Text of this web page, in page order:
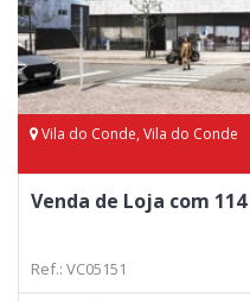
Vila do Conde, Vila do Conde
Venda de Loja com
Ref.: VC05151